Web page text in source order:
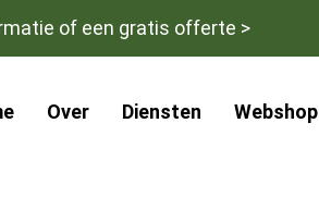
of een gratis offerte >
Over Diensten Webshop